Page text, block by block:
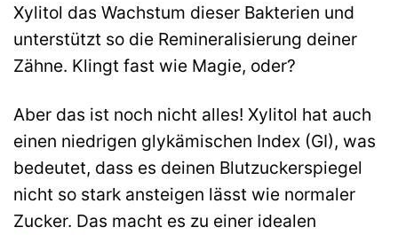
Xylitol das Wachstum dieser Bakterien und
unterstützt so die Remineralisierung deiner
Zähne. Klingt fast wie Magie, oder?
Aber das ist noch nicht alles! Xylitol hat auch
einen niedrigen glykämischen Index (GI), was
bedeutet, dass es deinen Blutzuckerspiegel
nicht so stark ansteigen lässt wie normaler
Zucker. Das macht es zu einer idealen